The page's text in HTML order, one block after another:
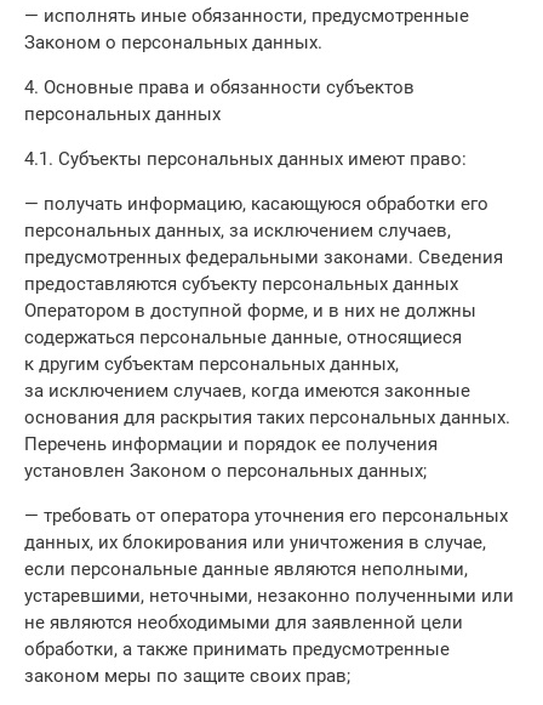
— исполнять иные обязанности, предусмотренные
Законом о персональных данных.
4. Основные права и обязанности субъектов
персональных данных
4.1. Субъекты персональных данных имеют право:
— получать информацию, касающуюся обработки его
персональных данных, за исключением случаев,
предусмотренных федеральными законами. Сведения
предоставляются субъекту персональных данных
Оператором в доступной форме, и в них не должны
содержаться персональные данные, относящиеся
к другим субъектам персональных данных,
за исключением случаев, когда имеются законные
основания для раскрытия таких персональных данных.
Перечень информации и порядок ее получения
установлен Законом о персональных данных;
— требовать от оператора уточнения его персональных
данных, их блокирования или уничтожения в случае,
если персональные данные являются неполными,
устаревшими, неточными, незаконно полученными или
не являются необходимыми для заявленной цели
обработки, а также принимать предусмотренные
законом меры по защите своих прав;